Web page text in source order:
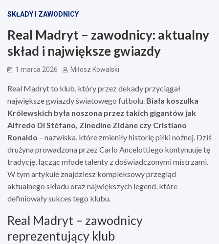
SKŁADY I ZAWODNICY
Real Madryt – zawodnicy: aktualny
skład i największe gwiazdy
1 marca 2026 Miłosz Kowalski
Real Madryt to klub, który przez dekady przyciągał
największe gwiazdy światowego futbolu. Biała koszulka
Królewskich była noszona przez takich gigantów jak
Alfredo Di Stéfano, Zinedine Zidane czy Cristiano
Ronaldo – nazwiska, które zmieniły historię piłki nożnej. Dziś
drużyna prowadzona przez Carlo Ancelottiego kontynuuje tę
tradycję, łącząc młode talenty z doświadczonymi mistrzami.
W tym artykule znajdziesz kompleksowy przegląd
aktualnego składu oraz największych legend, które
definiowały sukces tego klubu.
Real Madryt – zawodnicy
reprezentujący klub